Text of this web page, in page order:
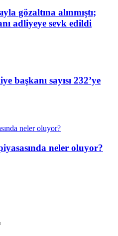
gözaltına alınmıştı;
adliyeye sevk edildi
başkanı sayısı 232’ye
neler oluyor?